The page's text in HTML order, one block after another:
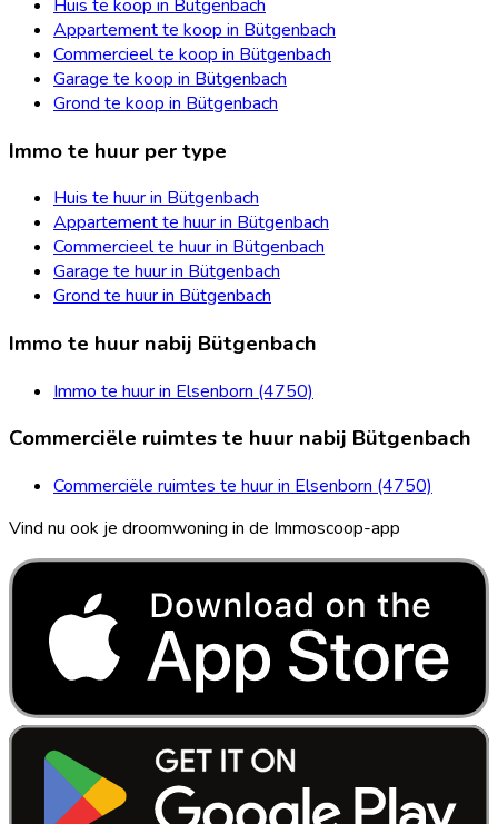
Huis te koop in Bütgenbach
Appartement te koop in Bütgenbach
Commercieel te koop in Bütgenbach
Garage te koop in Bütgenbach
Grond te koop in Bütgenbach
Immo te huur per type
Huis te huur in Bütgenbach
Appartement te huur in Bütgenbach
Commercieel te huur in Bütgenbach
Garage te huur in Bütgenbach
Grond te huur in Bütgenbach
Immo te huur nabij Bütgenbach
Immo te huur in Elsenborn (4750)
Commerciële ruimtes te huur nabij Bütgenbach
Commerciële ruimtes te huur in Elsenborn (4750)
Vind nu ook je droomwoning in de Immoscoop-app